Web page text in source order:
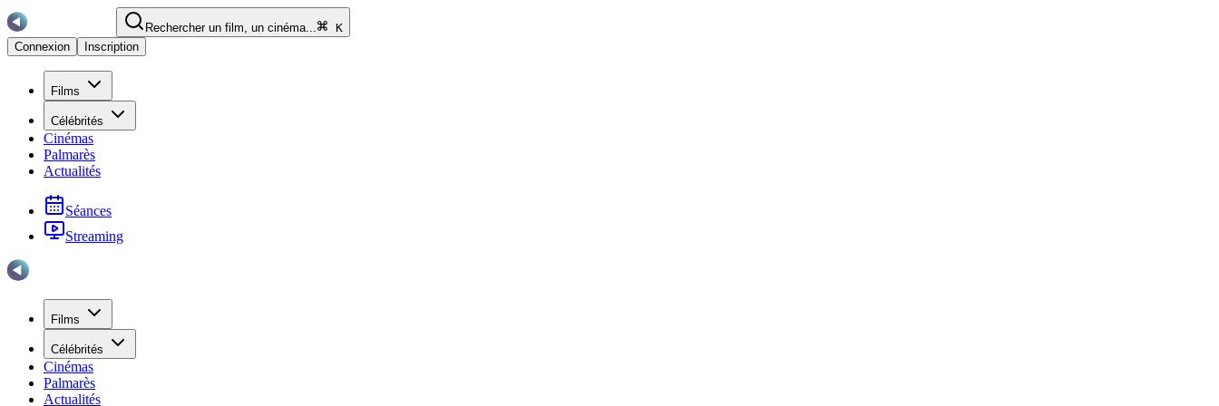
Rechercher un film, un cinéma...
K
Connexion
Inscription
Films
Célébrités
Cinémas
Palmarès
Actualités
Séances
Streaming
Films
Célébrités
Cinémas
Palmarès
Actualités